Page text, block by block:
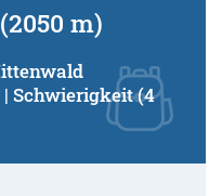
m)
| Schwierigkeit (4